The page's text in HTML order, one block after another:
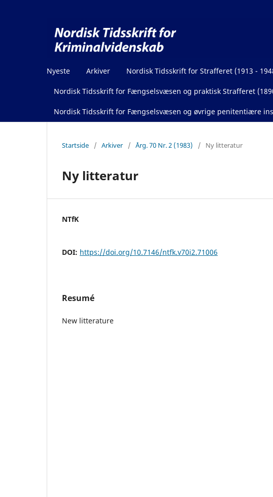
Nyeste Arkiver Nordisk Tidsskrift for Strafferet (1913 -
Nordisk Tidsskrift for Fængselsvæsen og praktisk Strafferet
Nordisk Tidsskrift for Fængselsvæsen og øvrige penitentiære
Startside / Arkiver / Årg. 70 Nr. 2 (1983) / Ny litteratur
Ny litteratur
NTfK
DOI: https://doi.org/10.7146/ntfk.v70i2.71006
Resumé
New litterature